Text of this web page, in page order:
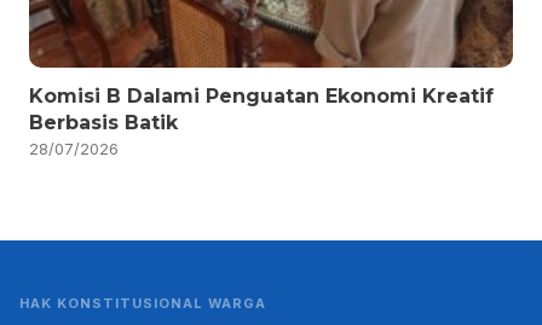
Komisi B Dalami Penguatan Ekonomi Kreatif
Berbasis Batik
28/07/2026
HAK KONSTITUSIONAL WARGA